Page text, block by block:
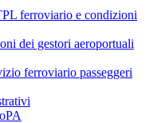
ferroviario e condizioni
dei gestori aeroportuali
ferroviario passeggeri